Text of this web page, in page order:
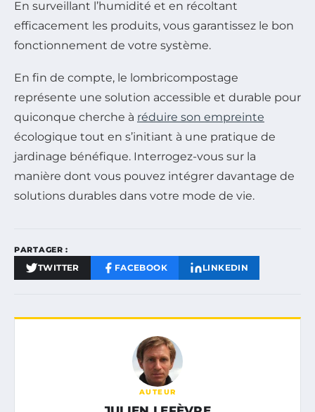
En surveillant l’humidité et en récoltant
efficacement les produits, vous garantissez le bon
fonctionnement de votre système.
En fin de compte, le lombricompostage
représente une solution accessible et durable pour
quiconque cherche à réduire son empreinte
écologique tout en s’initiant à une pratique de
jardinage bénéfique. Interrogez-vous sur la
manière dont vous pouvez intégrer davantage de
solutions durables dans votre mode de vie.
PARTAGER :
TWITTER FACEBOOK LINKEDIN
AUTEUR